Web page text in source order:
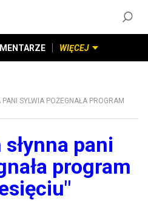
WIĘCEJ
SYLWIA POŻEGNAŁA PROGRAM
pani
program